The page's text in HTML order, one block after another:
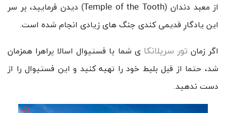
از معبد دندان (Temple of the Tooth) دیدن فرمایید، بر سر
این یادگارِ قدیمی کندی جنگ های زیادی انجام شده است.
اگر زمان تور سریلانکا ی شما با فستیوال اسالا پراهرا همزمان
شد، حتما از قبل بلیط خود را تهیه کنید و این فستیوال را از
دست ندهید.